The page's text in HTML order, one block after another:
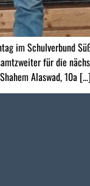
im Schulverbund
für die
Alaswad, 10a […]